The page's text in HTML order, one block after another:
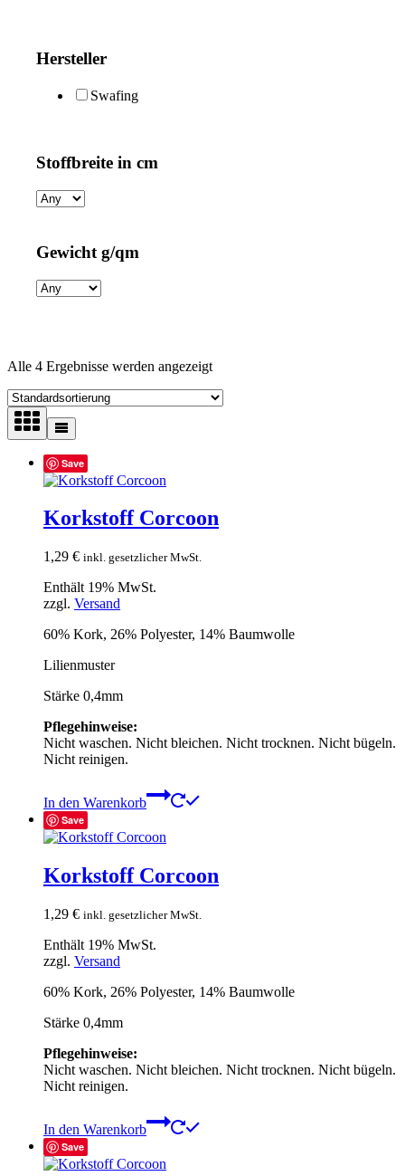
Hersteller
Swafing
Stoffbreite in cm
Gewicht g/qm
Alle 4 Ergebnisse werden angezeigt
Save
Korkstoff Corcoon
1,29 € inkl. gesetzlicher MwSt.
Enthält 19% MwSt.
zzgl. Versand
60% Kork, 26% Polyester, 14% Baumwolle
Lilienmuster
Stärke 0,4mm
Pflegehinweise:
Nicht waschen. Nicht bleichen. Nicht trocknen. Nicht bügeln.
Nicht reinigen.
In den Warenkorb
Save
Korkstoff Corcoon
1,29 € inkl. gesetzlicher MwSt.
Enthält 19% MwSt.
zzgl. Versand
60% Kork, 26% Polyester, 14% Baumwolle
Stärke 0,4mm
Pflegehinweise:
Nicht waschen. Nicht bleichen. Nicht trocknen. Nicht bügeln.
Nicht reinigen.
In den Warenkorb
Save